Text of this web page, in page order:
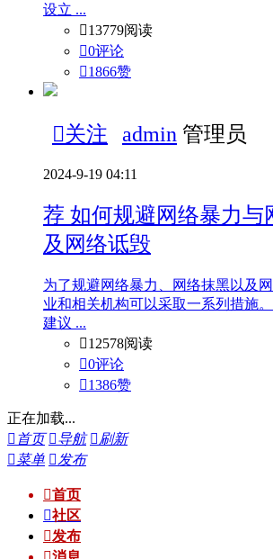
设立 ...
13779阅读
0评论
1866赞
关注 admin 管理员
2024-9-19 04:11
荐 如何规避网络暴力与
及网络诋毁
为了规避网络暴力、网络抹黑以及
业和相关机构可以采取一系列措施
建议 ...
12578阅读
0评论
1386赞
正在加载...
 首页 导航 刷新
菜单 发布
首页
社区
发布